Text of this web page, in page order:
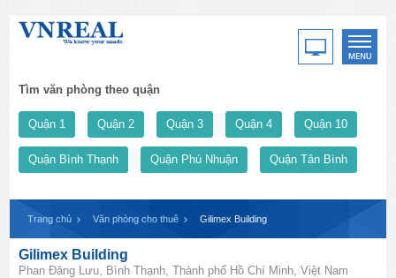
Tìm văn phòng theo quận
Quận 1 Quận 2 Quận 3 Quận 4 Quận 10
Quận Bình Thạnh Quận Phú Nhuận Quận Tân Bình
Trang chủ Văn phòng cho thuê Gilimex Building
Gilimex Building
Phan Đăng Lưu, Bình Thạnh, Thành phố Hồ Chí Minh, Việt Nam